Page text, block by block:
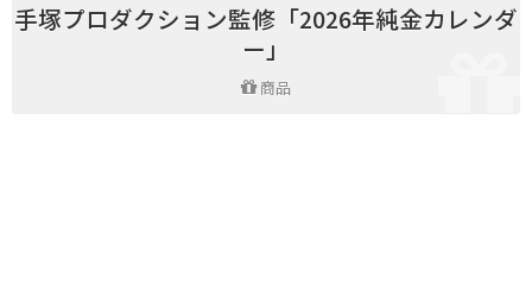
手塚プロダクション監修「2026年純金カレンダ
ー」
商品